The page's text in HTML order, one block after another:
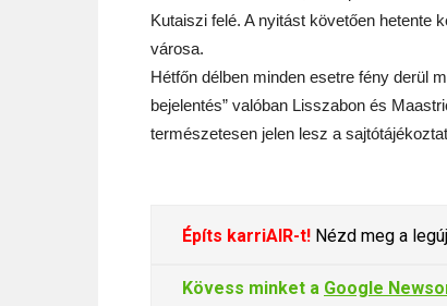
Kutaiszi felé. A nyitást követően hetente
városa.
Hétfőn délben minden esetre fény derül
bejelentés” valóban Lisszabon és
természetesen jelen lesz a
Építs karriAIR-t! Nézd meg a
Kövess minket a Google